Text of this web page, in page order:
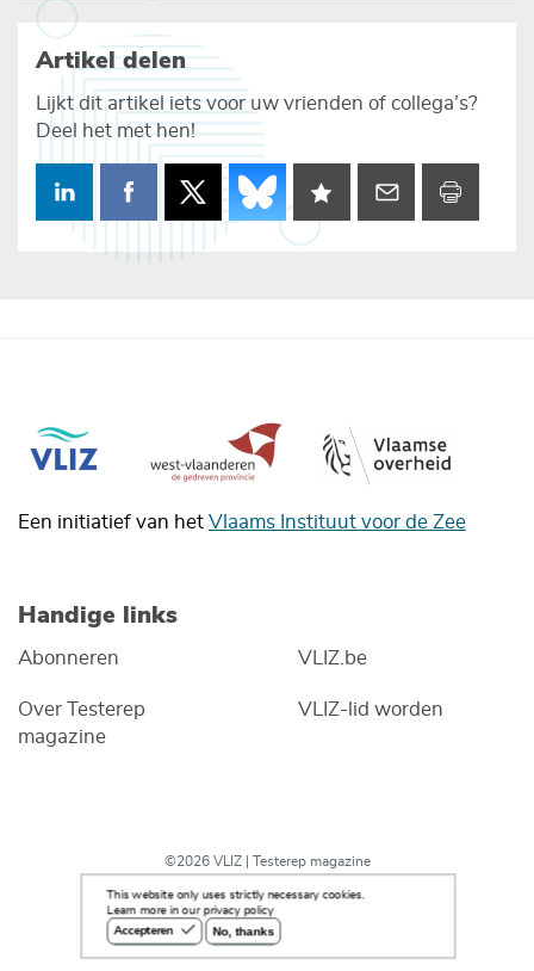
Artikel delen
Lijkt dit artikel iets voor uw vrienden of collega’s?
Deel het met hen!
Een initiatief van het Vlaams Instituut voor de Zee
Handige links
Abonneren
Over Testerep
magazine
VLIZ.be
VLIZ-lid worden
©2026 VLIZ | Testerep magazine
This website only uses strictly necessary cookies.
Learn more in our privacy policy
Accepteren
No, thanks